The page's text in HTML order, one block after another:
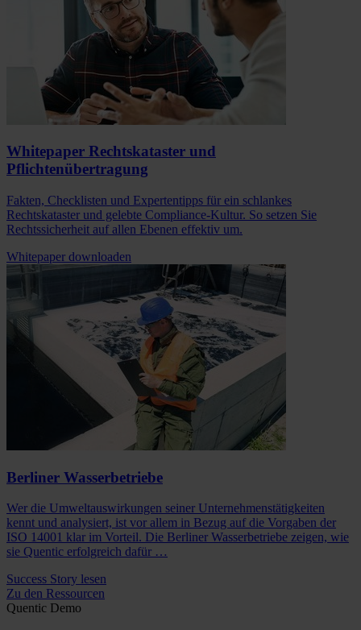
Whitepaper Rechtskataster und
Pflichtenübertragung
Fakten, Checklisten und Expertentipps für ein schlankes
Rechtskataster und gelebte Compliance-Kultur. So setzen Sie
Rechtssicherheit auf allen Ebenen effektiv um.
Whitepaper downloaden
Berliner Wasserbetriebe
Wer die Umweltauswirkungen seiner Unternehmenstätigkeiten
kennt und analysiert, ist vor allem in Bezug auf die Vorgaben der
ISO 14001 klar im Vorteil. Die Berliner Wasserbetriebe zeigen, wie
sie Quentic erfolgreich dafür …
Success Story lesen
Zu den Ressourcen
Quentic Demo